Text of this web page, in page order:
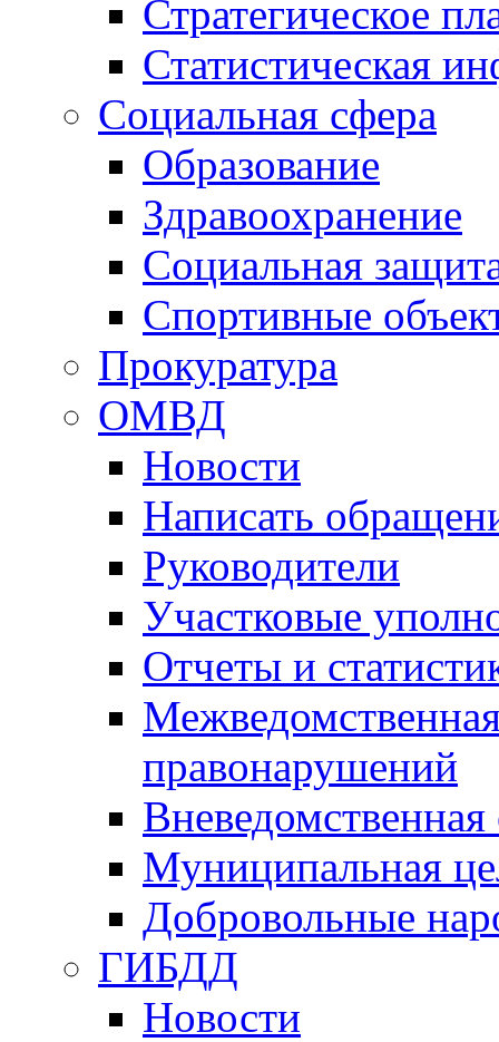
Стратегическое
Статистическая
Социальная сфера
Образование
Здравоохранение
Социальная
Спортивные
Прокуратура
ОМВД
Новости
Написать
Руководители
Участковые
Отчеты и
правонарушений
Вневедомственная
Муниципальная
Добровольные
ГИБДД
Новости